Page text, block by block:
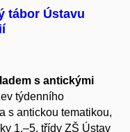
tábor Ústavu
s antickými
týdenního
s antickou tematikou,
1.–5. třídy ZŠ Ústav